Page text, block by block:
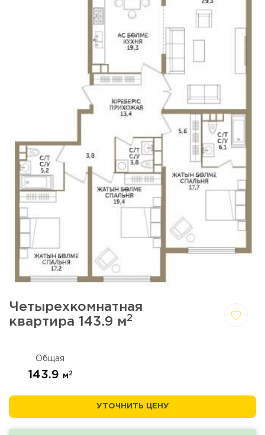
Четырехкомнатная
квартира 143.9 м2
Общая
143.9 м 2
УТОЧНИТЬ ЦЕНУ